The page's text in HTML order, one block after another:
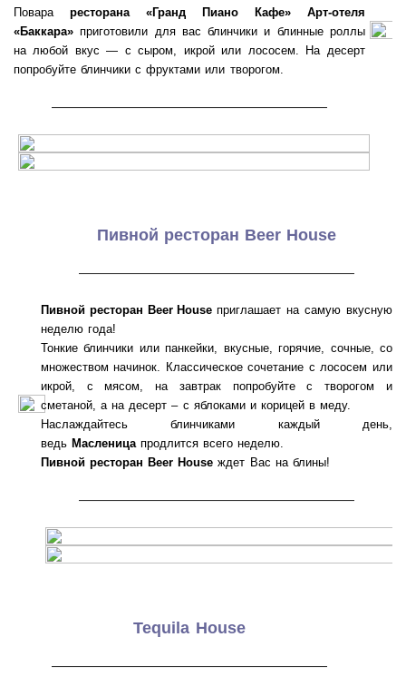
Повара ресторана «Гранд Пиано Кафе»
Арт-отеля
«Баккара» приготовили для вас блинчики и блинные роллы
на любой вкус — с сыром, икрой или лососем. На десерт
попробуйте блинчики с фруктами или творогом.
———————————————————
Пивной ресторан Beer House
———————————————————
Пивной ресторан Beer Houseприглашает на самую вкусную
неделю года!
Тонкие блинчики или панкейки, вкусные, горячие, сочные, со
множеством начинок. Классическое сочетание с лососем или
икрой, с мясом, на завтрак попробуйте с творогом и
сметаной, а на десерт – с яблоками и корицей в меду.
Наслаждайтесь блинчиками каждый день,
ведь Масленицапродлится всего неделю.
Пивной ресторан Beer House ждет Вас на блины!
———————————————————
Tequila House
———————————————————